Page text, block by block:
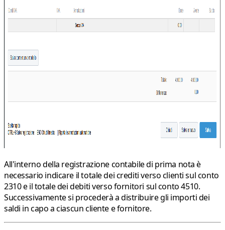
All'interno della registrazione contabile di prima nota è
necessario indicare il totale deicrediti verso clienti sul conto
2310e il totale deidebiti verso fornitori sul conto 4510.
Successivamente si procederà a distribuire gli importi dei
saldi in capo a ciascun cliente e fornitore.